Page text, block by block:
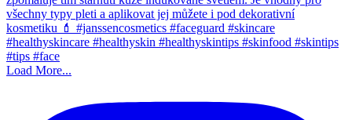
Load More...